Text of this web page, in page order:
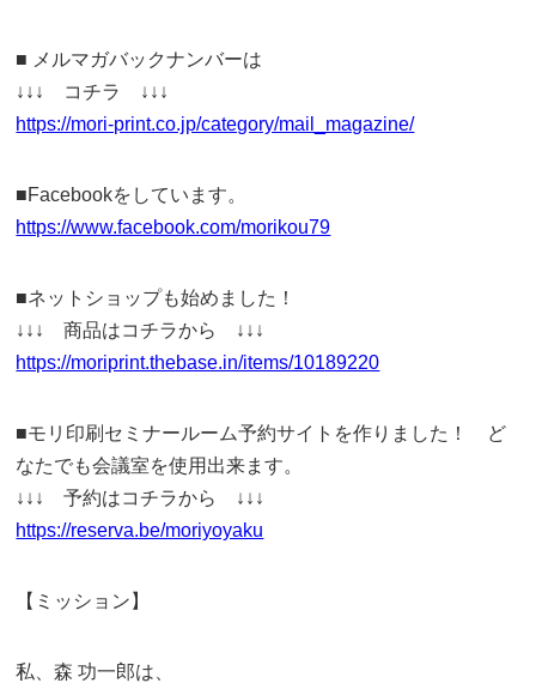
■ メルマガバックナンバーは
↓↓↓ コチラ ↓↓↓
https://mori-print.co.jp/category/mail_magazine/
■Facebookをしています。
https://www.facebook.com/morikou79
■ネットショップも始めました！
↓↓↓ 商品はコチラから ↓↓↓
https://moriprint.thebase.in/items/10189220
■モリ印刷セミナールーム予約サイトを作りました！ ど
なたでも会議室を使用出来ます。
↓↓↓ 予約はコチラから ↓↓↓
https://reserva.be/moriyoyaku
【ミッション】
私、森 功一郎は、